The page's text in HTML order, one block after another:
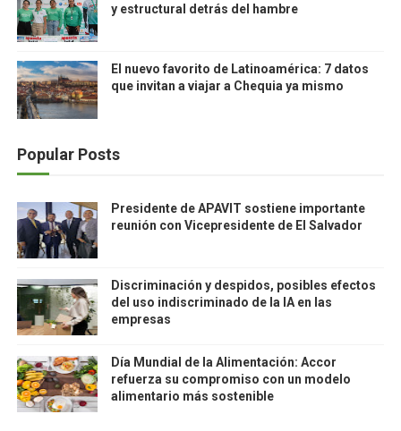
y estructural detrás del hambre
El nuevo favorito de Latinoamérica: 7 datos
que invitan a viajar a Chequia ya mismo
Popular Posts
Presidente de APAVIT sostiene importante
reunión con Vicepresidente de El Salvador
Discriminación y despidos, posibles efectos
del uso indiscriminado de la IA en las
empresas
Día Mundial de la Alimentación: Accor
refuerza su compromiso con un modelo
alimentario más sostenible